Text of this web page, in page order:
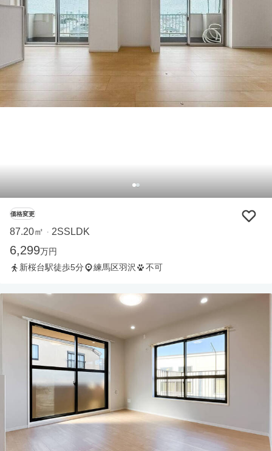
価格変更
87.20㎡ ・ 2SSLDK
6,299万円
新桜台駅徒歩5分
練馬区羽沢 不可